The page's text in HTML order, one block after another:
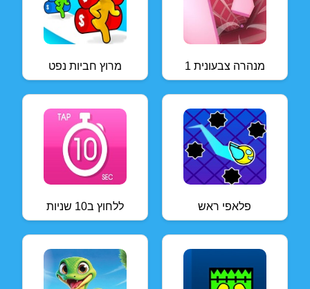
מרוץ חביות נפט מנהרה צבעונית 1
ללחוץ ב10 שניות פלאפי ראש